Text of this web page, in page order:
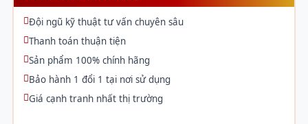
Đội ngũ kỹ thuật tư vấn chuyên sâu
Thanh toán thuận tiện
Sản phẩm 100% chính hãng
Bảo hành 1 đổi 1 tại nơi sử dụng
Giá cạnh tranh nhất thị trường